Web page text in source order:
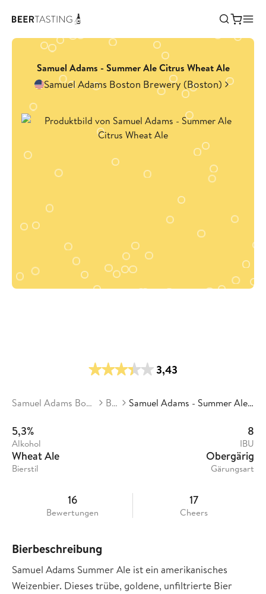
Samuel Adams - Summer Ale Citrus Wheat Ale
Samuel Adams Boston Brewery (Boston)
3,43
Samuel Adams Boston Brewery Biere Samuel Adams - Summer Ale Citrus Wheat Ale
5,3%
Alkohol
8
IBU
Wheat Ale
Bierstil
Obergärig
Gärungsart
16
Bewertungen
17
Cheers
Bierbeschreibung
Samuel Adams Summer Ale ist ein amerikanisches
Weizenbier. Dieses trübe, goldene, unfiltrierte Bier